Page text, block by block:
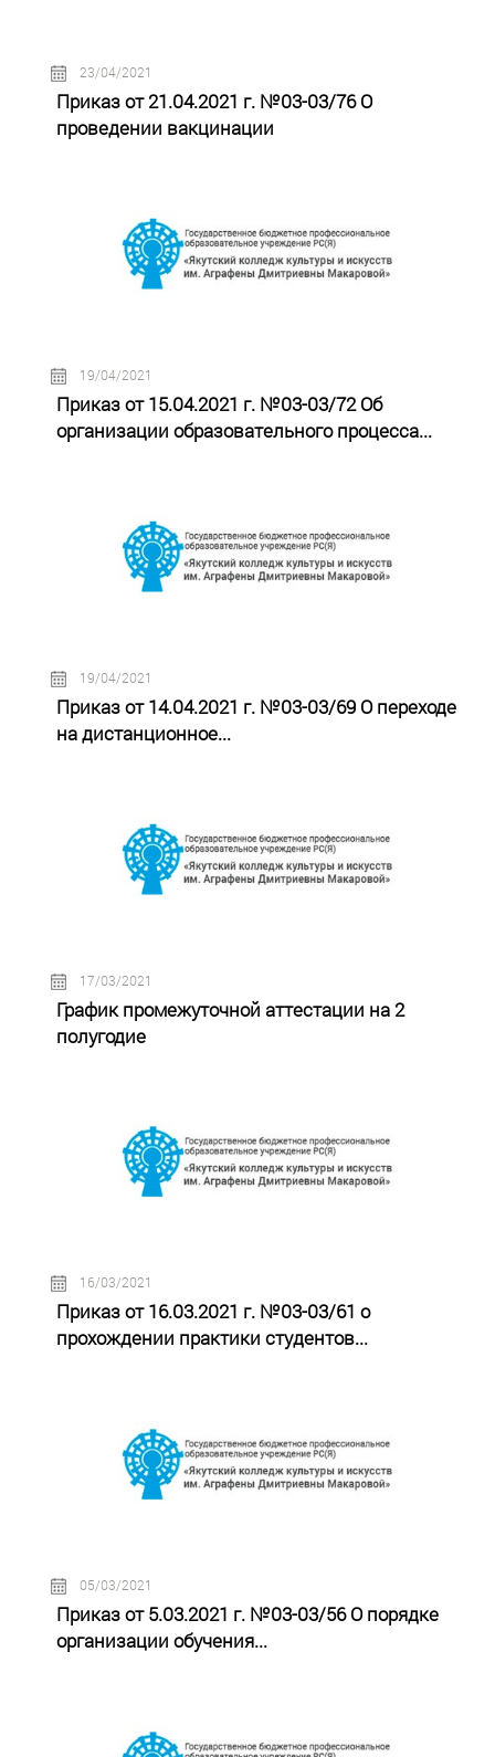
23/04/2021
Приказ от 21.04.2021 г. №03-03/76 О
проведении вакцинации
19/04/2021
Приказ от 15.04.2021 г. №03-03/72 Об
организации образовательного процесса...
19/04/2021
Приказ от 14.04.2021 г. №03-03/69 О переходе
на дистанционное...
17/03/2021
График промежуточной аттестации на 2
полугодие
16/03/2021
Приказ от 16.03.2021 г. №03-03/61 о
прохождении практики студентов...
05/03/2021
Приказ от 5.03.2021 г. №03-03/56 О порядке
организации обучения...